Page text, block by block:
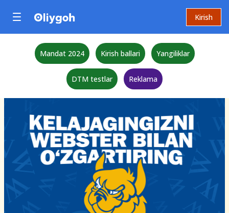
Kirish
Mandat 2024 Kirish ballari Yangiliklar
DTM testlar Reklama